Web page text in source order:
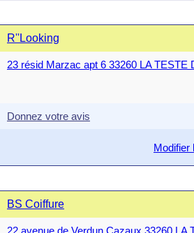
R''Looking
23 résid Marzac apt 6 33260 LA TESTE
Donnez votre avis
Modifier
BS Coiffure
22 avenue de Verdun Cazaux 33260 LA